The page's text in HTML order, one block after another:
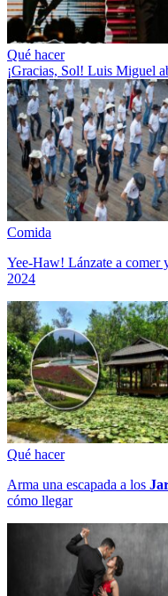
Qué hacer
¡Gracias, Sol! Luis Miguel
Comida
Yee-Haw! Lánzate a comer
2024
Qué hacer
Arma una escapada a los
cómo llegar